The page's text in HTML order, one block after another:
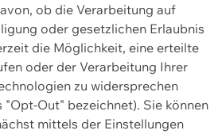
ob die Verarbeitung auf
oder gesetzlichen Erlaubnis
die Möglichkeit, eine erteilte
oder der Verarbeitung Ihrer
zu widersprechen
"Opt-Out" bezeichnet). Sie können
mittels der Einstellungen